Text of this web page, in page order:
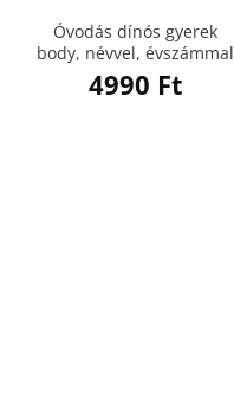
Óvodás dínós gyerek
body, névvel, évszámmal
4990 Ft